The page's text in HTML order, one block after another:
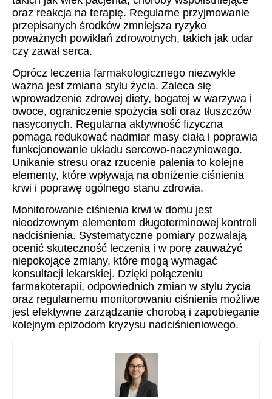
oraz reakcja na terapię. Regularne przyjmowanie
przepisanych środków zmniejsza ryzyko
poważnych powikłań zdrowotnych, takich jak udar
czy zawał serca.
Oprócz leczenia farmakologicznego niezwykle
ważna jest zmiana stylu życia. Zaleca się
wprowadzenie zdrowej diety, bogatej w warzywa i
owoce, ograniczenie spożycia soli oraz tłuszczów
nasyconych. Regularna aktywność fizyczna
pomaga redukować nadmiar masy ciała i poprawia
funkcjonowanie układu sercowo-naczyniowego.
Unikanie stresu oraz rzucenie palenia to kolejne
elementy, które wpływają na obniżenie ciśnienia
krwi i poprawę ogólnego stanu zdrowia.
Monitorowanie ciśnienia krwi w domu jest
nieodzownym elementem długoterminowej kontroli
nadciśnienia. Systematyczne pomiary pozwalają
ocenić skuteczność leczenia i w porę zauważyć
niepokojące zmiany, które mogą wymagać
konsultacji lekarskiej. Dzięki połączeniu
farmakoterapii, odpowiednich zmian w stylu życia
oraz regularnemu monitorowaniu ciśnienia możliwe
jest efektywne zarządzanie chorobą i zapobieganie
kolejnym epizodom kryzysu nadciśnieniowego.